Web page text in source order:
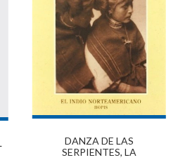
DANZA DE LAS
SERPIENTES, LA